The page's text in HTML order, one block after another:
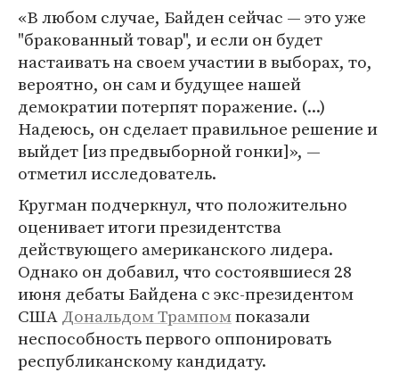
«В любом случае, Байден сейчас — это уже
"бракованный товар", и если он будет
настаивать на своем участии в выборах, то,
вероятно, он сам и будущее нашей
демократии потерпят поражение. (...)
Надеюсь, он сделает правильное решение и
выйдет [из предвыборной гонки]», —
отметил исследователь.
Кругман подчеркнул, что положительно
оценивает итоги президентства
действующего американского лидера.
Однако он добавил, что состоявшиеся 28
июня дебаты Байдена с экс-президентом
СШАДональдом Трампомпоказали
неспособность первого оппонировать
республиканскому кандидату.